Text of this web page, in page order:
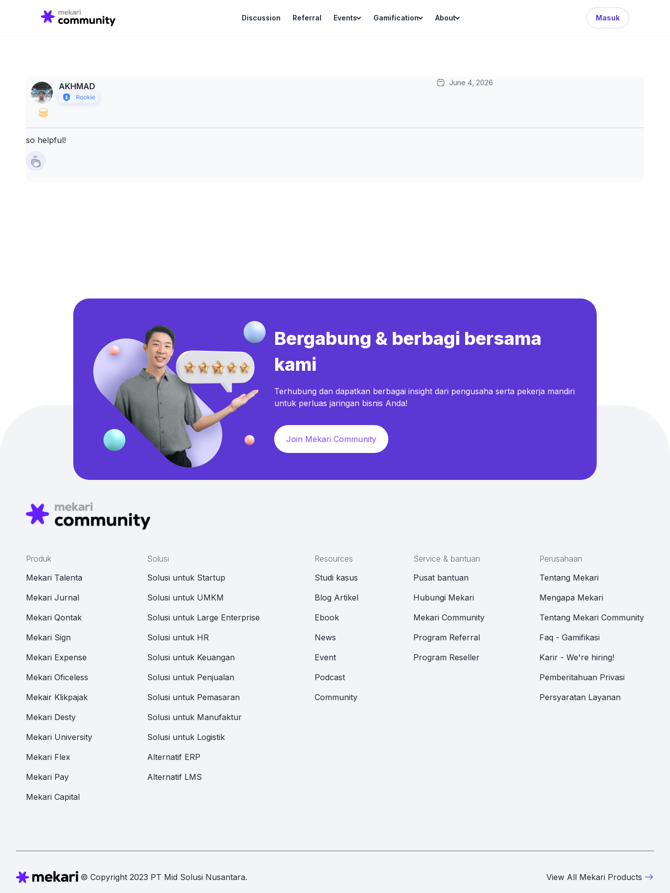
Discussion Referral Events Gamification About Masuk
for:
Search Button
AKHMAD June 4, 2026
so helpful!
Bergabung & berbagi bersama
kami
Terhubung dan dapatkan berbagai insight dari pengusaha serta pekerja mandiri
untuk perluas jaringan bisnis Anda!
Join Mekari Community
Produk
Mekari Talenta
Mekari Jurnal
Mekari Qontak
Mekari Sign
Mekari Expense
Mekari Oficeless
Mekair Klikpajak
Mekari Desty
Mekari University
Mekari Flex
Mekari Pay
Mekari Capital
Solusi
Solusi untuk Startup
Solusi untuk UMKM
Solusi untuk Large Enterprise
Solusi untuk HR
Solusi untuk Keuangan
Solusi untuk Penjualan
Solusi untuk Pemasaran
Solusi untuk Manufaktur
Solusi untuk Logistik
Alternatif ERP
Alternatif LMS
Resources
Studi kasus
Blog Artikel
Ebook
News
Event
Podcast
Community
Service & bantuan
Pusat bantuan
Hubungi Mekari
Mekari Community
Program Referral
Program Reseller
Perusahaan
Tentang Mekari
Mengapa Mekari
Tentang Mekari Community
Faq - Gamifikasi
Karir - We're hiring!
Pemberitahuan Privasi
Persyaratan Layanan
© Copyright 2023 PT Mid Solusi Nusantara. View All Mekari Products